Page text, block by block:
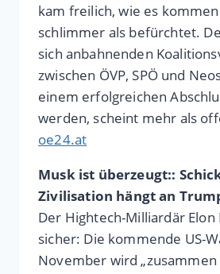
kam freilich, wie es
schlimmer als befürchtet.
sich anbahnenden
zwischen ÖVP, SPÖ und
einem erfolgreichen
werden, scheint mehr als
oe24.at
Musk ist überzeugt::
Zivilisation hängt an
Der Hightech-Milliardär Elon
sicher: Die kommende US-
November wird